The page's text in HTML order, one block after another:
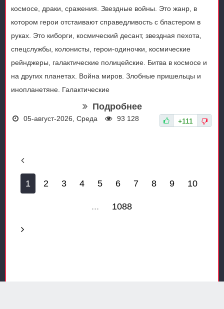
космосе, драки, сражения. Звездные войны. Это жанр, в
котором герои отстаивают справедливость с бластером в
руках. Это киборги, космический десант, звездная пехота,
спецслужбы, колонисты, герои-одиночки, космические
рейнджеры, галактические полицейские. Битва в космосе и
на других планетах. Война миров. Злобные пришельцы и
инопланетяне. Галактические
Подробнее
05-август-2026, Среда 93 128 +111
1 2 3 4 5 6 7 8 9 10
... 1088